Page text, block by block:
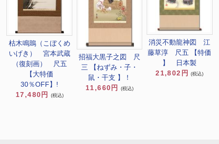
枯木鳴鵙（こぼくめ
いげき） 宮本武蔵
（復刻画） 尺五
【大特価
30％OFF】!
17,480円
(税込)
招福大黒子之図 尺
三 【ねずみ・子・
鼠・干支 】！
11,660円
(税込)
消災不動龍神図 江
藤草淳 尺五 【特価
】 日本製
21,802円
(税込)